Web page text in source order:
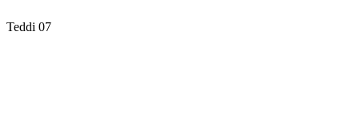
Teddi 07